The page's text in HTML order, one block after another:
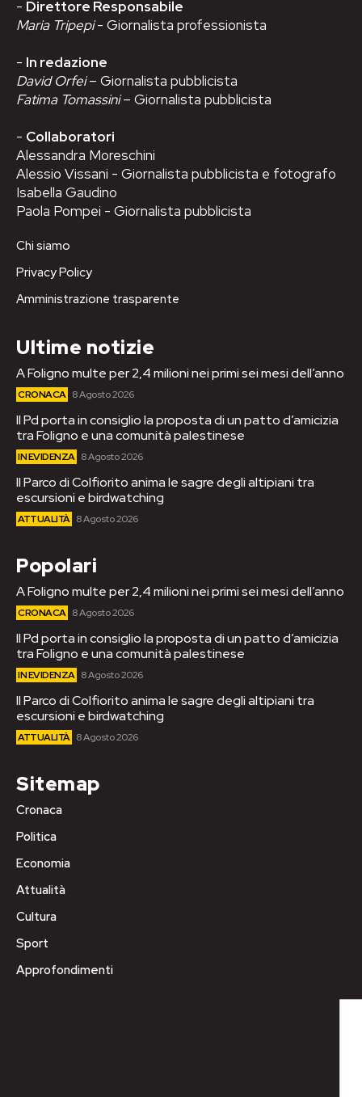
- Direttore Responsabile
Maria Tripepi- Giornalista professionista
- In redazione
David Orfei– Giornalista pubblicista
Fatima Tomassini– Giornalista pubblicista
- Collaboratori
Alessandra Moreschini
Alessio Vissani - Giornalista pubblicista e fotografo
Isabella Gaudino
Paola Pompei - Giornalista pubblicista
Chi siamo
Privacy Policy
Amministrazione trasparente
Ultime notizie
A Foligno multe per 2,4 milioni nei primi sei mesi dell’anno
CRONACA 8 Agosto 2026
Il Pd porta in consiglio la proposta di un patto d’amicizia
tra Foligno e una comunità palestinese
IN EVIDENZA 8 Agosto 2026
Il Parco di Colfiorito anima le sagre degli altipiani tra
escursioni e birdwatching
ATTUALITÀ 8 Agosto 2026
Popolari
A Foligno multe per 2,4 milioni nei primi sei mesi dell’anno
CRONACA 8 Agosto 2026
Il Pd porta in consiglio la proposta di un patto d’amicizia
tra Foligno e una comunità palestinese
IN EVIDENZA 8 Agosto 2026
Il Parco di Colfiorito anima le sagre degli altipiani tra
escursioni e birdwatching
ATTUALITÀ 8 Agosto 2026
Sitemap
Cronaca
Politica
Economia
Attualità
Cultura
Sport
Approfondimenti